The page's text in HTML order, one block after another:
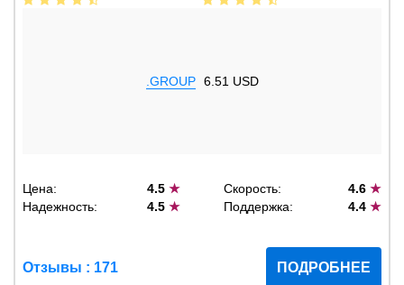
.GROUP 6.51 USD
Цена: 4.5★ Скорость: 4.6 ★
Надежность:
4.5★ Поддержка: 4.4 ★
Отзывы : 171 ПОДРОБНЕЕ